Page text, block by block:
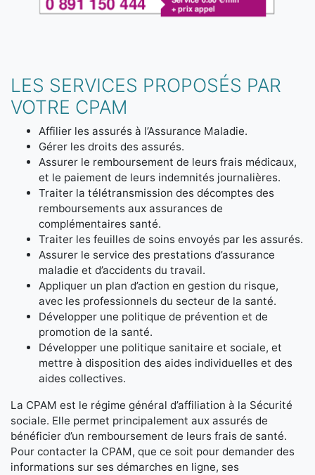
LES SERVICES PROPOSÉS PAR
VOTRE CPAM
Affilier les assurés à l’Assurance Maladie.
Gérer les droits des assurés.
Assurer le remboursement de leurs frais médicaux,
et le paiement de leurs indemnités journalières.
Traiter la télétransmission des décomptes des
remboursements aux assurances de
complémentaires santé.
Traiter les feuilles de soins envoyés par les assurés.
Assurer le service des prestations d’assurance
maladie et d’accidents du travail.
Appliquer un plan d’action en gestion du risque,
avec les professionnels du secteur de la santé.
Développer une politique de prévention et de
promotion de la santé.
Développer une politique sanitaire et sociale, et
mettre à disposition des aides individuelles et des
aides collectives.
La CPAM est le régime général d’affiliation à la Sécurité
sociale. Elle permet principalement aux assurés de
bénéficier d’un remboursement de leurs frais de santé.
Pour contacter la CPAM, que ce soit pour demander des
informations sur ses démarches en ligne, ses